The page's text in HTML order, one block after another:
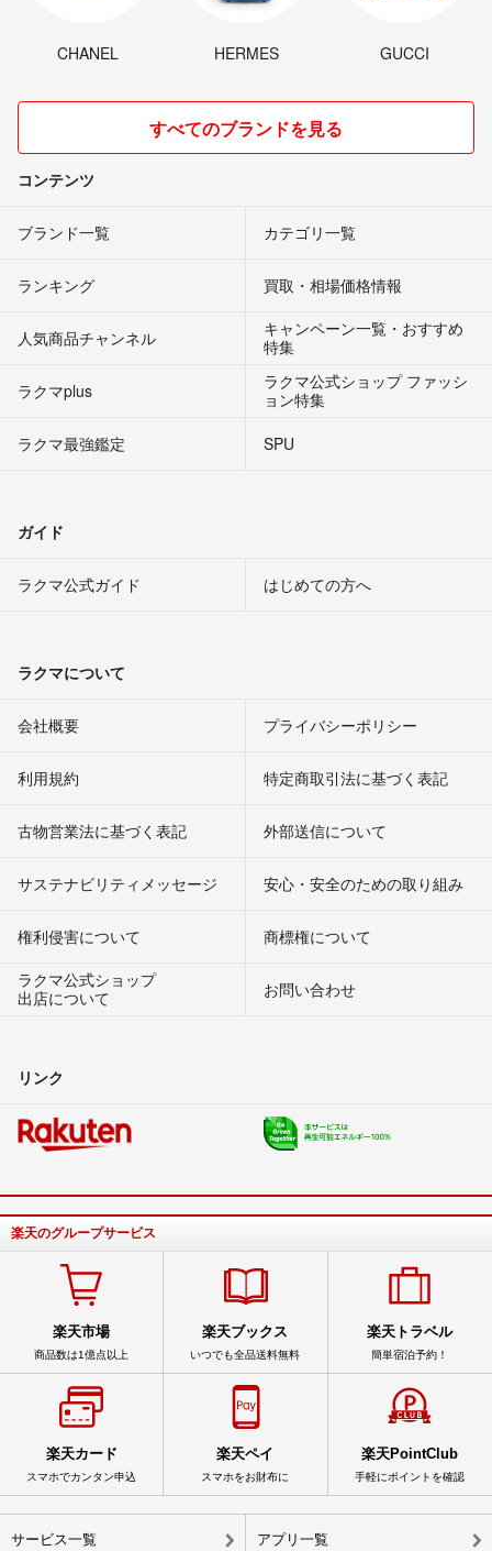
CHANEL HERMES GUCCI
すべてのブランドを見る
コンテンツ
ブランド一覧 カテゴリ一覧
ランキング 買取・相場価格情報
人気商品チャンネル
キャンペーン一覧・おすすめ
特集
ラクマplus
ラクマ公式ショップ ファッシ
ョン特集
ラクマ最強鑑定
SPU
ガイド
ラクマ公式ガイド はじめての方へ
ラクマについて
会社概要 プライバシーポリシー
利用規約 特定商取引法に基づく表記
古物営業法に基づく表記 外部送信について
サステナビリティメッセージ 安心・安全のための取り組み
権利侵害について
商標権について
ラクマ公式ショップ
出店について
お問い合わせ
リンク
楽天のグループサービス
楽天市場
商品数は1億点以上
楽天ブックス
いつでも全品送料無料
楽天トラベル
簡単宿泊予約！
楽天カード
スマホでカンタン申込
楽天ペイ
スマホをお財布に
楽天PointClub
手軽にポイントを確認
サービス一覧 アプリ一覧